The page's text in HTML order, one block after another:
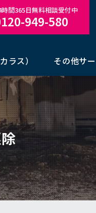
ラス） その他サ
時間365日無料相談受付中
949-580